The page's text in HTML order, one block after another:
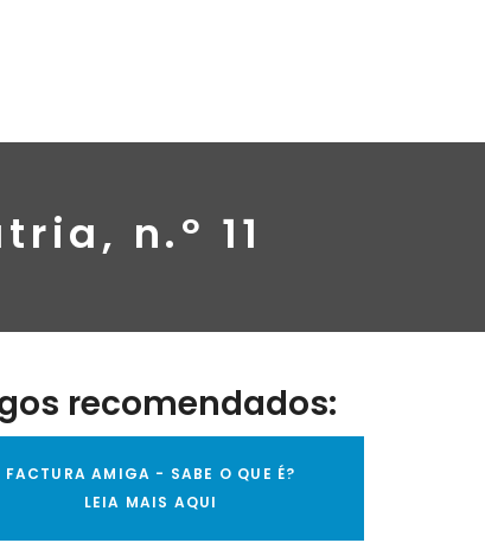
n.º 11
recomendados:
FACTURA AMIGA - SABE O QUE É?
LEIA MAIS AQUI